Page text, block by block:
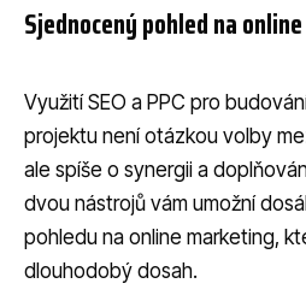
Sjednocený pohled na
Využití SEO a PPC pro
projektu není otázkou volby
ale spíše o synergii a
dvou nástrojů vám umožní
pohledu na online marketing,
dlouhodobý dosah.